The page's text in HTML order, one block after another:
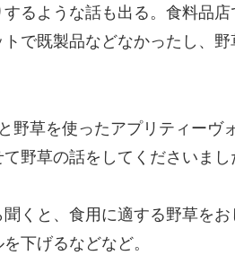
るような話も出る。食料品
で既製品などなかったし、
野草を使ったアプリティー
野草の話をしてくださいまし
くと、食用に適する野草を
下げるなどなど。